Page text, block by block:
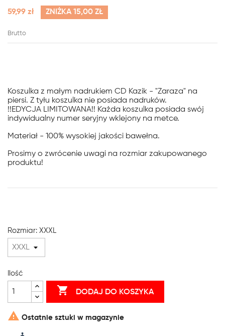
59,99 zł ZNIŻKA 15,00 ZŁ
Brutto
Koszulka z małym nadrukiem CD Kazik - "Zaraza" na
piersi. Z tyłu koszulka nie posiada nadruków.
!!EDYCJA LIMITOWANA!! Każda koszulka posiada swój
indywidualny numer seryjny wklejony na metce.
Materiał - 100% wysokiej jakości bawełna.
Prosimy o zwrócenie uwagi na rozmiar zakupowanego
produktu!
Rozmiar: XXXL
Ilość
 DODAJ DO KOSZYKA
 Ostatnie sztuki w magazynie